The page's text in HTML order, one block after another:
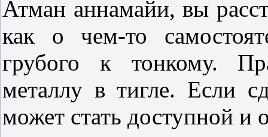
Атман аннамайи, вы
как о чем-то
грубого к тонкому.
металлу в тигле. Если
может стать доступной и